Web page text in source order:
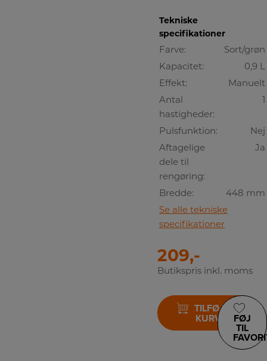
Tekniske
specifikationer
Farve:
Sort/grøn
Kapacitet:
0,9 L
Effekt:
Manuelt
Antal
hastigheder:
1
Pulsfunktion:
Nej
Aftagelige
dele til
rengøring:
Ja
Bredde:
448 mm
Se alle tekniske
specifikationer
209,-
Butikspris inkl. moms
TILFØJ TIL
KURV
FØJ
TIL